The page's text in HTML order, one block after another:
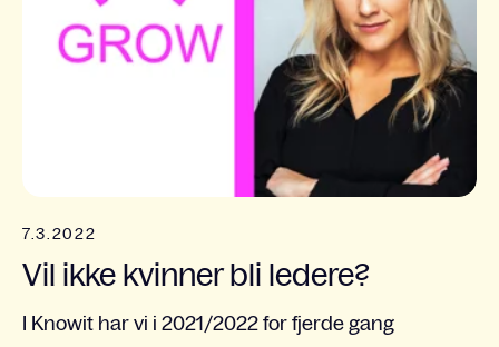
7.3.2022
Vil ikke kvinner bli ledere?
I Knowit har vi i 2021/2022 for fjerde gang